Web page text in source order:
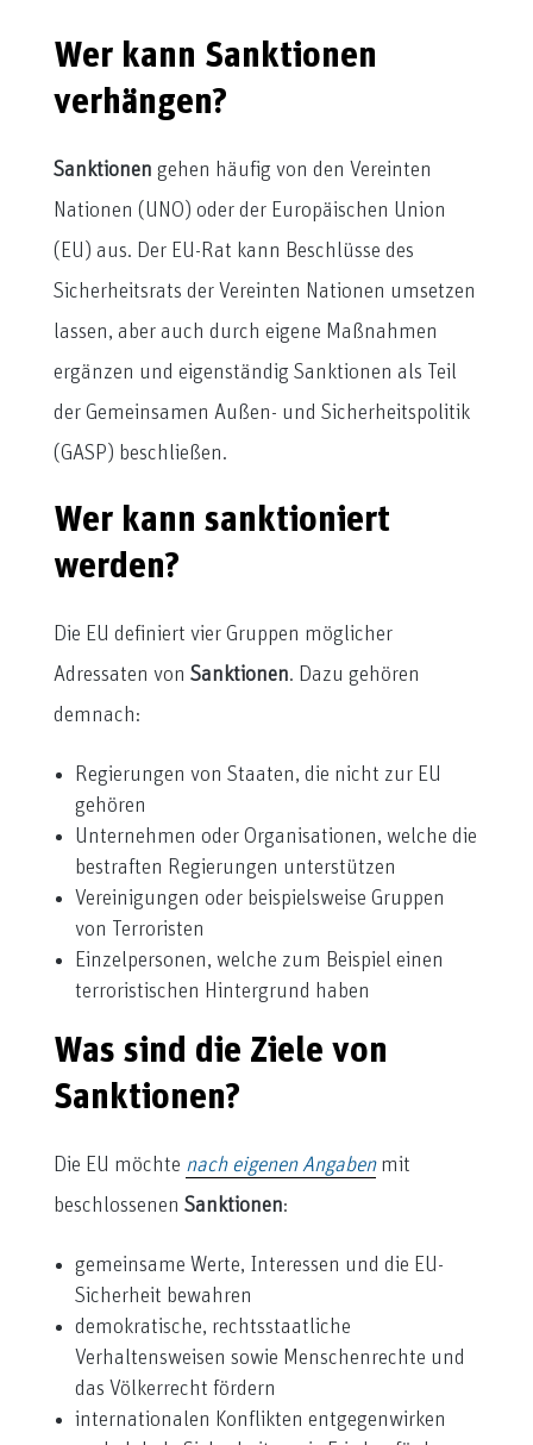
Wer kann Sanktionen
verhängen?
Sanktionen gehen häufig von den Vereinten
Nationen (UNO) oder der Europäischen Union
(EU) aus. Der EU-Rat kann Beschlüsse des
Sicherheitsrats der Vereinten Nationen umsetzen
lassen, aber auch durch eigene Maßnahmen
ergänzen und eigenständig Sanktionen als Teil
der Gemeinsamen Außen- und Sicherheitspolitik
(GASP) beschließen.
Wer kann sanktioniert
werden?
Die EU definiert vier Gruppen möglicher
Adressaten von Sanktionen. Dazu gehören
demnach:
Regierungen von Staaten, die nicht zur EU
gehören
Unternehmen oder Organisationen, welche die
bestraften Regierungen unterstützen
Vereinigungen oder beispielsweise Gruppen
von Terroristen
Einzelpersonen, welche zum Beispiel einen
terroristischen Hintergrund haben
Was sind die Ziele von
Sanktionen?
Die EU möchte nach eigenen Angabenmit
beschlossenen Sanktionen:
gemeinsame Werte, Interessen und die EU-
Sicherheit bewahren
demokratische, rechtsstaatliche
Verhaltensweisen sowie Menschenrechte und
das Völkerrecht fördern
internationalen Konflikten entgegenwirken